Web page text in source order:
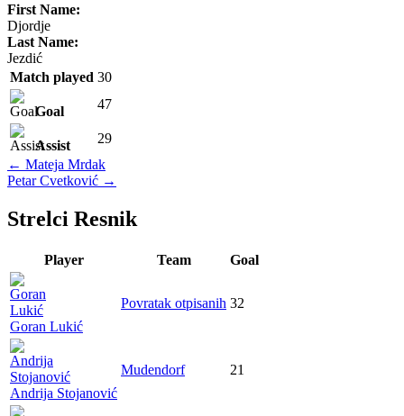
First Name:
Djordje
Last Name:
Jezdić
Match played 30
Goal 47
Assist 29
Post
navigation
← Mateja Mrdak
Petar Cvetković →
Strelci Resnik
Player Team Goal
Goran Lukić
Povratak otpisanih 32
Andrija Stojanović
Mudendorf 21